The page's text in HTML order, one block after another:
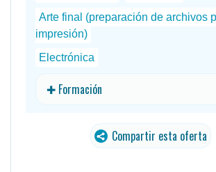
Arte final (preparación de archivos
impresión)
Electrónica
✚ Formación
Compartir esta oferta